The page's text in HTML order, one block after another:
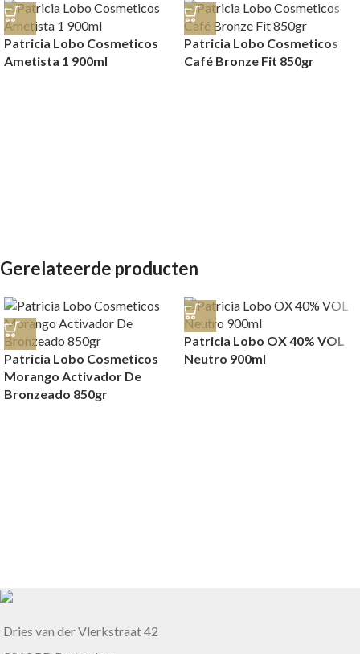
Patricia Lobo Cosmeticos
Ametista 1 900ml
Patricia Lobo Cosmeticos
Café Bronze Fit 850gr
Gerelateerde producten
Patricia Lobo Cosmeticos
Morango Activador De
Bronzeado 850gr
Patricia Lobo OX 40% VOL
Neutro 900ml
Dries van der Vlerkstraat 42